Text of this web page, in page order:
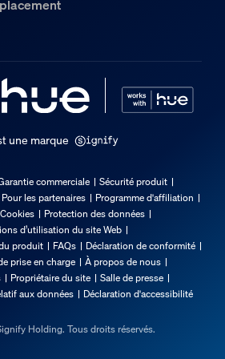
poids de l’emballage
une marque
commerciale
Sécurité produit
Pour les partenaires
Programme d'affiliation
Protection des données
d’utilisation du site Web
produit
FAQs
Déclaration de conformité
prise en charge
À propos de nous
Propriétaire du site
Salle de presse
aux données Déclaration d'accessibilité
Holding. Tous droits réservés.